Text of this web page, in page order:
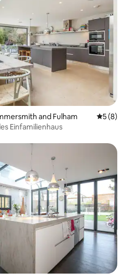
and Fulham
5 (8)
Einfamilienhaus